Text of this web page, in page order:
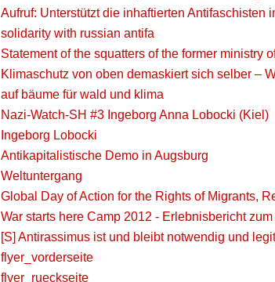
Aufruf: Unterstützt die inhaftierten Antifaschisten
solidarity with russian antifa
Statement of the squatters of the former ministry
Klimaschutz von oben demaskiert sich selber –
auf bäume für wald und klima
Nazi-Watch-SH #3 Ingeborg Anna Lobocki (Kiel)
Ingeborg Lobocki
Antikapitalistische Demo in Augsburg
Weltuntergang
Global Day of Action for the Rights of Migrants,
War starts here Camp 2012 - Erlebnisbericht
[S] Antirassimus ist und bleibt notwendig und
flyer_vorderseite
flyer_rueckseite